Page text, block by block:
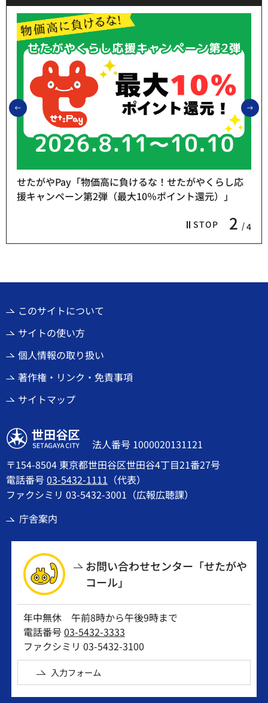
前のスライドを表示
STOP 2 4
せたがやPay「物価高に負けるな！せたがやくらし応
援キャンペーン第2弾（最大10％ポイント還元）」
このサイトについて
サイトの使い方
個人情報の取り扱い
著作権・リンク・免責事項
サイトマップ
世田谷区
法人番号 1000020131121
〒154-8504 東京都世田谷区世田谷4丁目21番27号
電話番号03-5432-1111 （代表）
ファクシミリ 03-5432-3001（広報広聴課）
庁舎案内
お問い合わせセンター「せたがや
コール」
年中無休 午前8時から午後9時まで
電話番号03-5432-3333
ファクシミリ 03-5432-3100
入力フォーム